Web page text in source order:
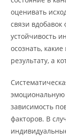
оценивать
связи
устойчивость
осознать,
результату, а
эмоциональную
зависимость
факторов. В